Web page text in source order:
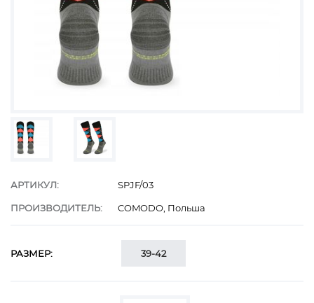
АРТИКУЛ: SPJF/03
ПРОИЗВОДИТЕЛЬ: COMODO, Польша
РАЗМЕР: 39-42